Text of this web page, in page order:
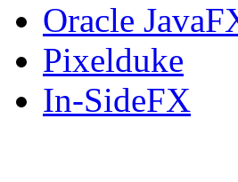
Oracle
Pixelduke
In-SideFX